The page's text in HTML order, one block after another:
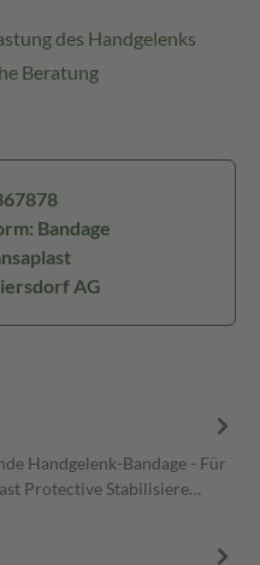
des Handgelenks
Beratung
Bandage
AG
Handgelenk-Bandage - Für
Protective Stabilisiere…